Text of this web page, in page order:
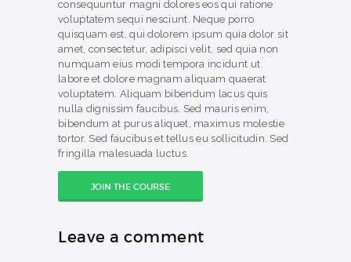
consequuntur magni dolores eos qui ratione
voluptatem sequi nesciunt. Neque porro
quisquam est, qui dolorem ipsum quia dolor sit
amet, consectetur, adipisci velit, sed quia non
numquam eius modi tempora incidunt ut
labore et dolore magnam aliquam quaerat
voluptatem. Aliquam bibendum lacus quis
nulla dignissim faucibus. Sed mauris enim,
bibendum at purus aliquet, maximus molestie
tortor. Sed faucibus et tellus eu sollicitudin. Sed
fringilla malesuada luctus.
JOIN THE COURSE
Leave a comment